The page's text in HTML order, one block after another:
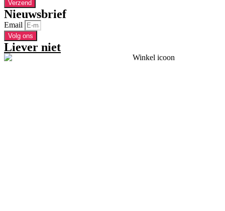
Verzend
Nieuwsbrief
Email
Volg ons
Liever niet